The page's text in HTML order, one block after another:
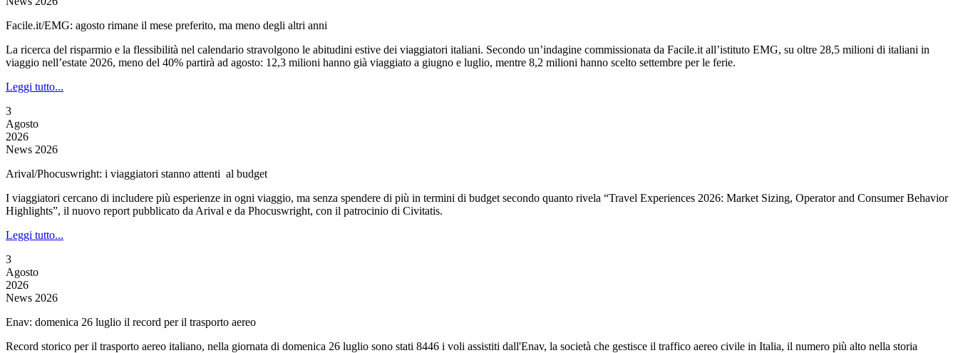
Facile.it/EMG: agosto rimane il mese preferito, ma meno degli altri anni
La ricerca del risparmio e la flessibilità nel calendario stravolgono le abitudini estive dei viaggiatori italiani. Secondo un’indagine commissionata da Facile.it all’istituto EMG, su oltre 28,5 milioni di italiani in
viaggio nell’estate 2026, meno del 40% partirà ad agosto: 12,3 milioni hanno già viaggiato a giugno e luglio, mentre 8,2 milioni hanno scelto settembre per le ferie.
Leggi tutto...
3
Agosto
2026
News 2026
Arival/Phocuswright: i viaggiatori stanno attenti al budget
I viaggiatori cercano di includere più esperienze in ogni viaggio, ma senza spendere di più in termini di budget secondo quanto rivela “Travel Experiences 2026: Market Sizing, Operator and Consumer Behavior
Highlights”, il nuovo report pubblicato da Arival e da Phocuswright, con il patrocinio di Civitatis.
Leggi tutto...
3
Agosto
2026
News 2026
Enav: domenica 26 luglio il record per il trasporto aereo
Record storico per il trasporto aereo italiano, nella giornata di domenica 26 luglio sono stati 8446 i voli assistiti dall'Enav, la società che gestisce il traffico aereo civile in Italia, il numero più alto nella storia